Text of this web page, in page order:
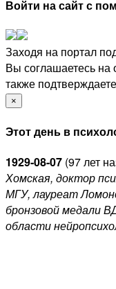
Войти на сайт с
Заходя на портал
Вы соглашаетесь на
также
×
Этот день в
1929-08-07 (97 лет
Хомская, доктор
МГУ, лауреат
бронзовой медали
области